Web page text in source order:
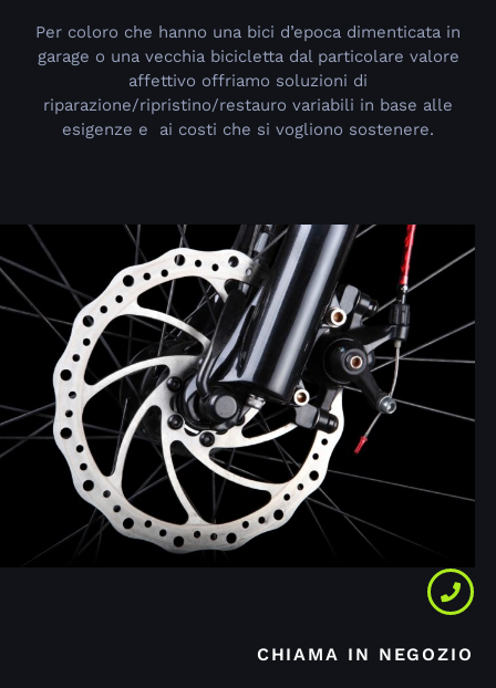
Per coloro che hanno una bici d’epoca dimenticata in
garage o una vecchia bicicletta dal particolare valore
affettivo offriamo soluzioni di
riparazione/ripristino/restauro variabili in base alle
esigenze e ai costi che si vogliono sostenere.
CHIAMA IN NEGOZIO